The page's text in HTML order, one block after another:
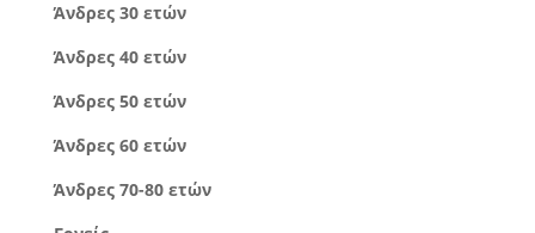
Άνδρες 30 ετών
Άνδρες 40 ετών
Άνδρες 50 ετών
Άνδρες 60 ετών
Άνδρες 70-80 ετών